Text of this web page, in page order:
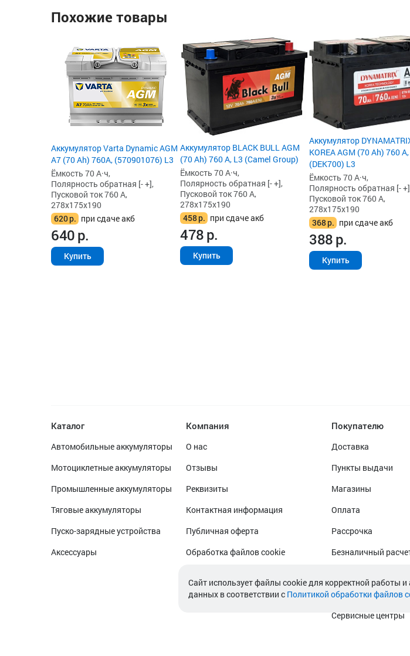
Похожие товары
Аккумулятор Varta Dynamic AGM
A7 (70 Ah) 760A, (570901076) L3
Ёмкость 70 А·ч,
Полярность обратная [- +],
Пусковой ток 760 А,
278x175x190
620р. при сдаче акб
640р.
Купить
Аккумулятор BLACK BULL AGM
(70 Ah) 760 А, L3 (Camel Group)
Ёмкость 70 А·ч,
Полярность обратная [- +],
Пусковой ток 760 А,
278x175x190
458р. при сдаче акб
478р.
Купить
Аккумулятор
KOREA AGM (70 Ah) 760 А,
(DEK700) L3
Ёмкость 70 А·ч,
Полярность обратная [-
Пусковой ток 760 А,
278x175x190
368р. при сдаче акб
388р.
Купить
Каталог
Автомобильные аккумуляторы
Мотоциклетные аккумуляторы
Промышленные аккумуляторы
Тяговые аккумуляторы
Пуско-зарядные устройства
Аксессуары
Компания
О нас
Отзывы
Реквизиты
Контактная информация
Публичная оферта
Обработка файлов cookie
Покупателю
Доставка
Пункты выдачи
Магазины
Оплата
Рассрочка
Безналичный
Гарантийное
Сервисные центры
Cайт использует файлы cookie для корректной работы и
данных в соответствии с Политикой обработки файлов